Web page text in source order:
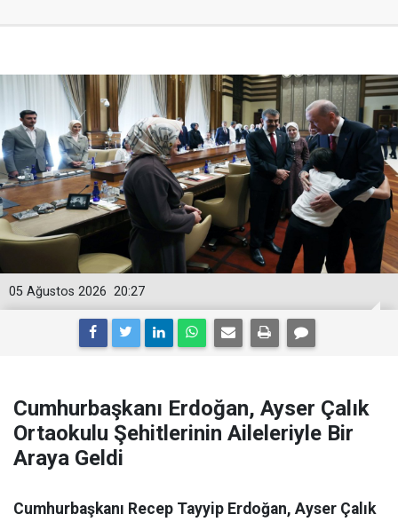
20:27
05 Ağustos 2026
Cumhurbaşkanı Erdoğan, Ayser Çalık
Ortaokulu Şehitlerinin Aileleriyle Bir
Araya Geldi
Cumhurbaşkanı Recep Tayyip Erdoğan, Ayser Çalık